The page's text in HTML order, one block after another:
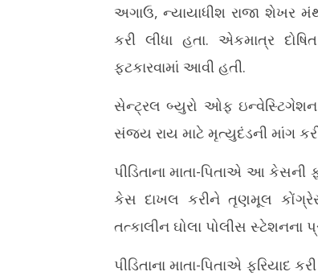
બેન્ચ આરજી કર મેડિકલ કોલેજ કેસની
સુનાવણી કરશે
May
17,
2026
અગાઉ, ન્યાયાધીશ રાજા શેખર
કરી લીધા હતા. એકમાત્ર
ફટકારવામાં આવી હતી.
સેન્ટ્રલ બ્યુરો ઓફ
સંજય રાય માટે મૃત્યુદંડની માંગ
પીડિતાના માતા-પિતાએ આ કેસની
કેસ દાખલ કરીને તૃણમૂલ
તત્કાલીન ઘોલા પોલીસ સ્ટેશનના
પીડિતાના માતા-પિતાએ ફરિયાદ